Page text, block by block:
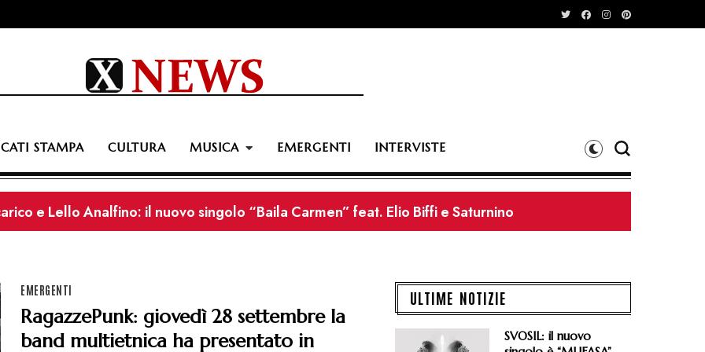
STAMPA CULTURA MUSICA EMERGENTI INTERVISTE
e Lello Analfino: il nuovo singolo “Baila Carmen” feat. Elio Biffi e Saturnino
nuove date al tour estivo. Il 15/08 opening act dei Litfiba e il 27/08 dei Wolfmother
giugno esce il nuovo singolo “Se ti va”
EMERGENTI
RagazzePunk: giovedì 28 settembre la
band multietnica ha presentato in
ULTIME NOTIZIE
SVOSIL: il nuovo